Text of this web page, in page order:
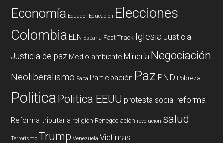
Economía Ecuador Educación Elecciones
Colombia ELN España Fast Track Iglesia Justicia
Justicia de paz Medio ambiente Mineria Negociación
Neoliberalismo Papa Participación Paz PND Pobreza
PoliticaPolitica EEUU protesta social reforma
Reforma tributaria religión Renegociación revolucion salud
Terrorismo Trump Venezuela Victimas